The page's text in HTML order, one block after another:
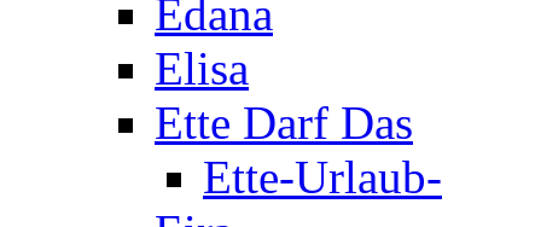
Edana
Elisa
Ette Darf Das
Ette-Urlaub-